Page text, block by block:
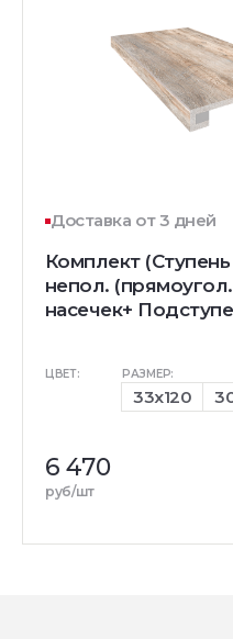
Доставка от 3 дней
Комплект (Ступень
непол.
насечек+
ЦВЕТ: РАЗМЕР:
33x120
6 470
руб/шт